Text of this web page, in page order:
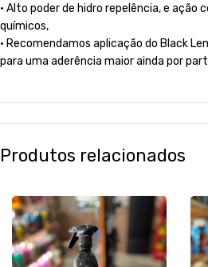
• Alto poder de hidro repelência, e
químicos,
• Recomendamos aplicação do Black
para uma aderência maior ainda por
Produtos relacionados